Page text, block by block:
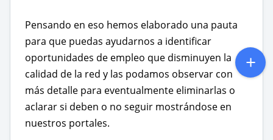
Pensando en eso hemos elaborado una pauta
para que puedas ayudarnos a identificar
oportunidades de empleo que disminuyen la
calidad de la red y las podamos observar con
más detalle para eventualmente eliminarlas o
aclarar si deben o no seguir mostrándose en
nuestros portales.